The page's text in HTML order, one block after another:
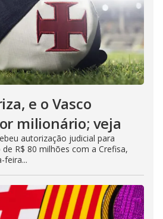
e o Vasco
milionário; veja
autorização judicial para
R$ 80 milhões com a Crefisa,
feira...